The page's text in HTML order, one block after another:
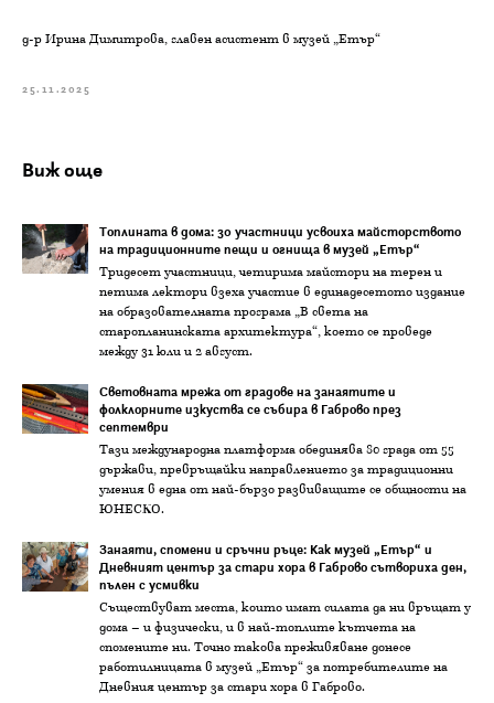
д-р Ирина Димитрова, главен асистент в музей „Етър“
25.11.2025
Виж още
Топлината в дома: 30 участници усвоиха майсторството
на традиционните пещи и огнища в музей „Етър“
Тридесет участници, четирима майстори на терен и
петима лектори взеха участие в единадесетото издание
на образователната програма „В света на
старопланинската архитектура“, което се проведе
между 31 юли и 2 август.
Световната мрежа от градове на занаятите и
фолклорните изкуства се събира в Габрово през
септември
Тази международна платформа обединява 80 града от 55
държави, превръщайки направлението за традиционни
умения в една от най-бързо развиващите се общности на
ЮНЕСКО.
Занаяти, спомени и сръчни ръце: Как музей „Етър“ и
Дневният център за стари хора в Габрово сътвориха ден,
пълен с усмивки
Съществуват места, които имат силата да ни връщат у
дома – и физически, и в най-топлите кътчета на
спомените ни. Точно такова преживяване донесе
работилницата в музей „Етър“ за потребителите на
Дневния център за стари хора в Габрово.